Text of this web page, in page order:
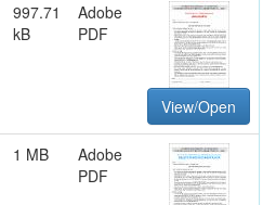
997.71
kB
Adobe
PDF
View/Open
1 MB
Adobe
PDF